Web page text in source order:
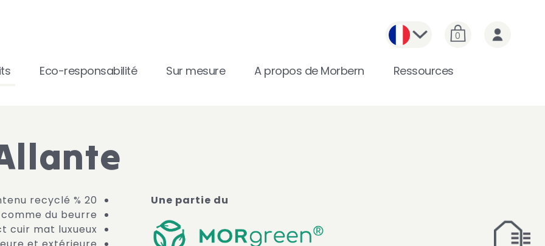
0
Eco-responsabilité Sur mesure A propos de Morbern Ressources
20 % de contenu recyclé
du beurre
cuir mat luxueux
Une partie du